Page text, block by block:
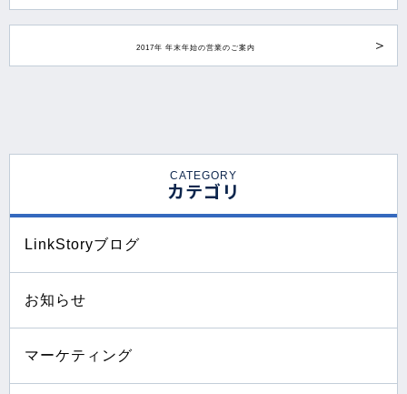
2017年 年末年始の営業のご案内
CATEGORY
カテゴリ
LinkStoryブログ
お知らせ
マーケティング